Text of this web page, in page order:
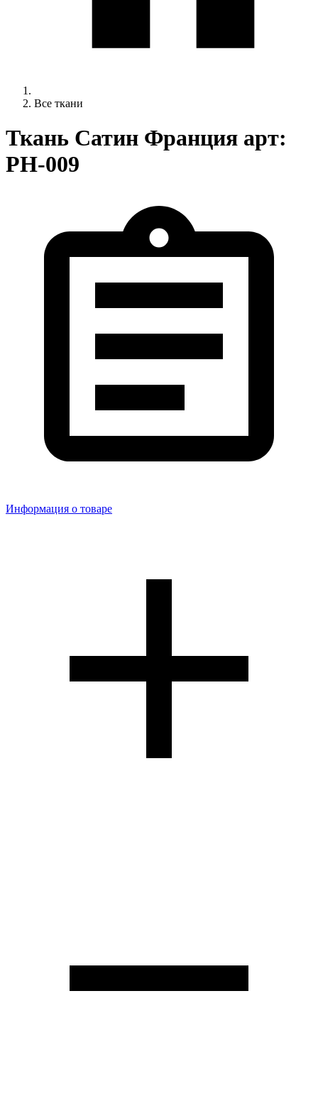
Все ткани
Ткань Сатин Франция арт:
PH-009
Информация о товаре